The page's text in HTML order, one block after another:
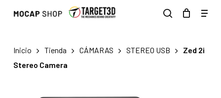
Menu
Inicio Tienda CÁMARAS STEREO USB
Zed 2i
Stereo Camera